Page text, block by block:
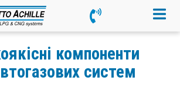
компоненти
систем